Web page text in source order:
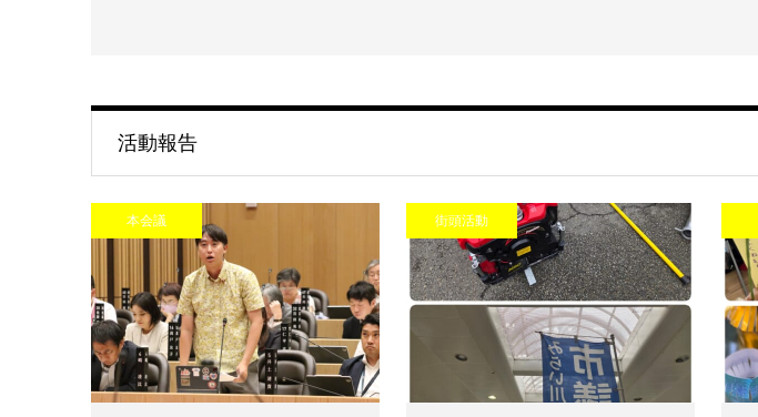
活動報告
本会議 街頭活動